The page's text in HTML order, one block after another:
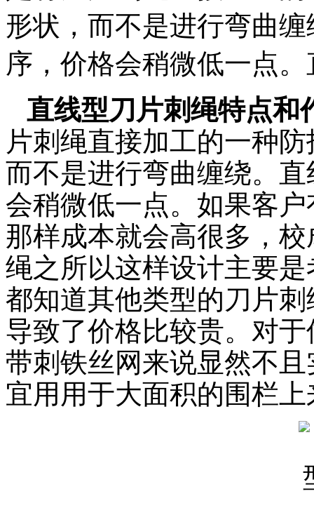
形状，而不是进行弯曲
序，价格会稍微低一点。
直线型刀片刺绳特点和
片刺绳直接加工的一种
而不是进行弯曲缠绕。
会稍微低一点。如果客
那样成本就会高很多，
绳之所以这样设计主要
都知道其他类型的刀片
导致了价格比较贵。对
带刺铁丝网来说显然不
宜用用于大面积的围栏上